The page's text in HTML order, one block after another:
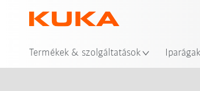
Termékek & szolgáltatások Iparágak